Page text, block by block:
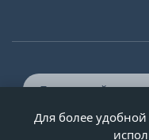
© ООО «Двери-и-
Для более удобной